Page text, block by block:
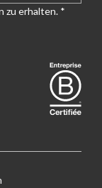
zu erhalten. *
Entreprise certifiée